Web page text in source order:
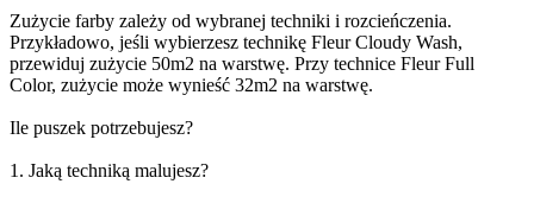
Zużycie farby zależy od wybranej techniki i rozcieńczenia.
Przykładowo, jeśli wybierzesz technikę Fleur Cloudy Wash,
przewiduj zużycie 50m2 na warstwę. Przy technice Fleur Full
Color, zużycie może wynieść 32m2 na warstwę.
Ile puszek potrzebujesz?
1. Jaką techniką malujesz?